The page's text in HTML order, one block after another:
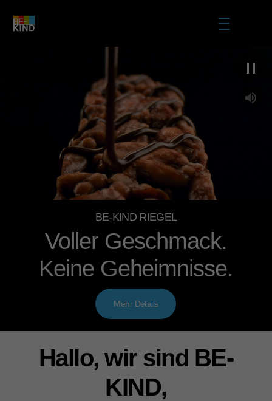
BE-KIND RIEGEL
Voller Geschmack.
Keine Geheimnisse.
Mehr Details
Hallo, wir sind BE-
KIND,